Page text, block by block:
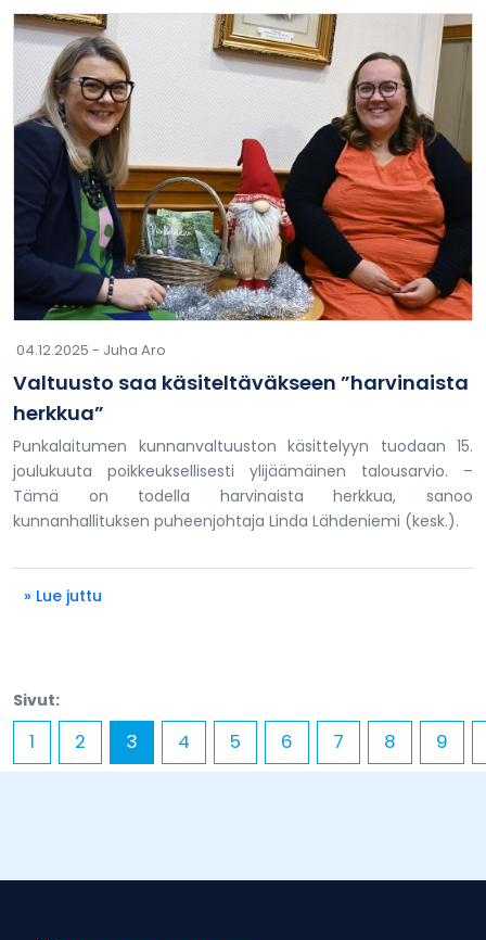
04.12.2025 - Juha Aro
Valtuusto saa käsiteltäväkseen ”harvinaista
herkkua”
Punkalaitumen kunnanvaltuuston käsittelyyn tuodaan 15.
joulukuuta poikkeuksellisesti ylijäämäinen talousarvio. –
Tämä on todella harvinaista herkkua, sanoo
kunnanhallituksen puheenjohtaja Linda Lähdeniemi (kesk.).
» Lue juttu
Sivut:
1 2 3 4 5 6 7 8 9